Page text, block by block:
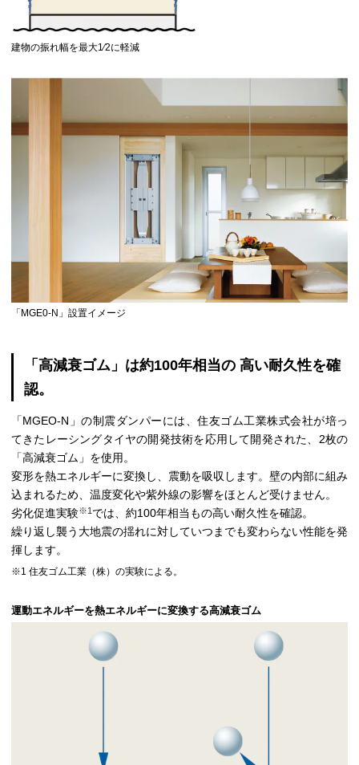
建物の振れ幅を最大1⁄2に軽減
「MGE0-N」設置イメージ
「高減衰ゴム」は約100年相当の 高い耐久性を確
認。
「MGEO-N」の制震ダンパーには、住友ゴム工業株式会社が培っ
てきたレーシングタイヤの開発技術を応用して開発された、2枚の
「高減衰ゴム」を使用。
変形を熱エネルギーに変換し、震動を吸収します。壁の内部に組み
込まれるため、温度変化や紫外線の影響をほとんど受けません。
劣化促進実験※1 では、約100年相当もの高い耐久性を確認。
繰り返し襲う大地震の揺れに対していつまでも変わらない性能を発
揮します。
※1 住友ゴム工業（株）の実験による。
運動エネルギーを熱エネルギーに変換する高減衰ゴム